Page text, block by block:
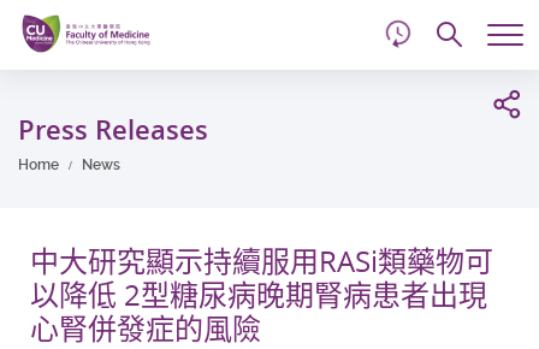
Skip
main
content
Press Releases
Home News
中大研究顯示持續服用RASi類藥物可
以降低 2型糖尿病晚期腎病患者出現
心腎併發症的風險